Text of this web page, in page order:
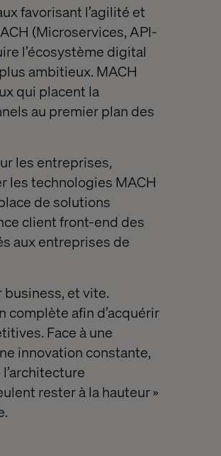
favorisant l’agilité et
(Microservices, API-
l’écosystème digital
ambitieux. MACH
qui placent la
au premier plan des
les entreprises,
les technologies MACH
de solutions
client front-end des
aux entreprises de
et vite.
complète afin d’acquérir
Face à une
innovation constante,
rester à la hauteur »